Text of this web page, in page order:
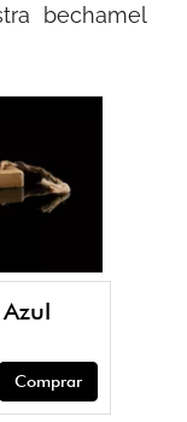
bechamel
Comprar